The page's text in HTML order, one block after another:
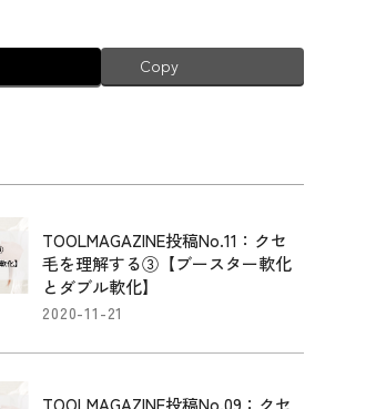
Copy
TOOLMAGAZINE投稿No.11：クセ
毛を理解する③【ブースター軟化
とダブル軟化】
2020-11-21
TOOLMAGAZINE投稿No.09：クセ